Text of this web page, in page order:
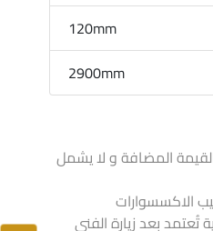
120mm
2900mm
المضافة و لا يشمل
الاكسسوارات
تُعتمد بعد زيارة الفني